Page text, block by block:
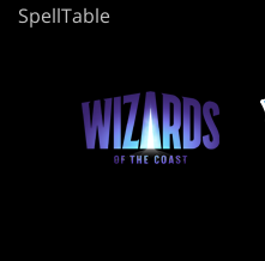
SpellTable